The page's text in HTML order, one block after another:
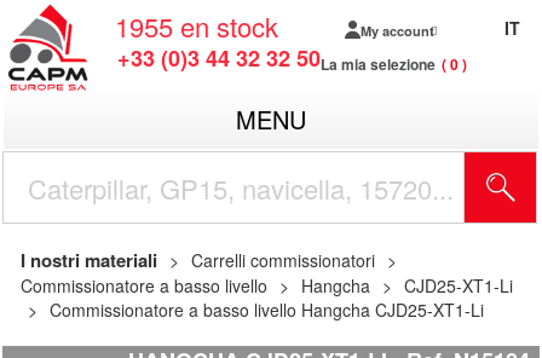
1955 en stock
+33 (0)3 44 32 32 50
My account
La mia selezione 0
IT
MENU
I nostri materiali
Carrelli commissionatori
Commissionatore a basso livello
Hangcha
CJD25-XT1-Li
Commissionatore a basso livello Hangcha CJD25-XT1-Li